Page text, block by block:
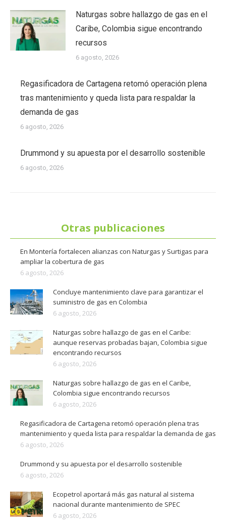
Naturgas sobre hallazgo de gas en el
Caribe, Colombia sigue encontrando
recursos
6 agosto, 2026
Regasificadora de Cartagena retomó operación plena
tras mantenimiento y queda lista para respaldar la
demanda de gas
6 agosto, 2026
Drummond y su apuesta por el desarrollo sostenible
6 agosto, 2026
Otras publicaciones
En Montería fortalecen alianzas con Naturgas y Surtigas para
ampliar la cobertura de gas
6 agosto, 2026
Concluye mantenimiento clave para garantizar el
suministro de gas en Colombia
6 agosto, 2026
Naturgas sobre hallazgo de gas en el Caribe:
aunque reservas probadas bajan, Colombia sigue
encontrando recursos
6 agosto, 2026
Naturgas sobre hallazgo de gas en el Caribe,
Colombia sigue encontrando recursos
6 agosto, 2026
Regasificadora de Cartagena retomó operación plena tras
mantenimiento y queda lista para respaldar la demanda de gas
6 agosto, 2026
Drummond y su apuesta por el desarrollo sostenible
6 agosto, 2026
Ecopetrol aportará más gas natural al sistema
nacional durante mantenimiento de SPEC
6 agosto, 2026